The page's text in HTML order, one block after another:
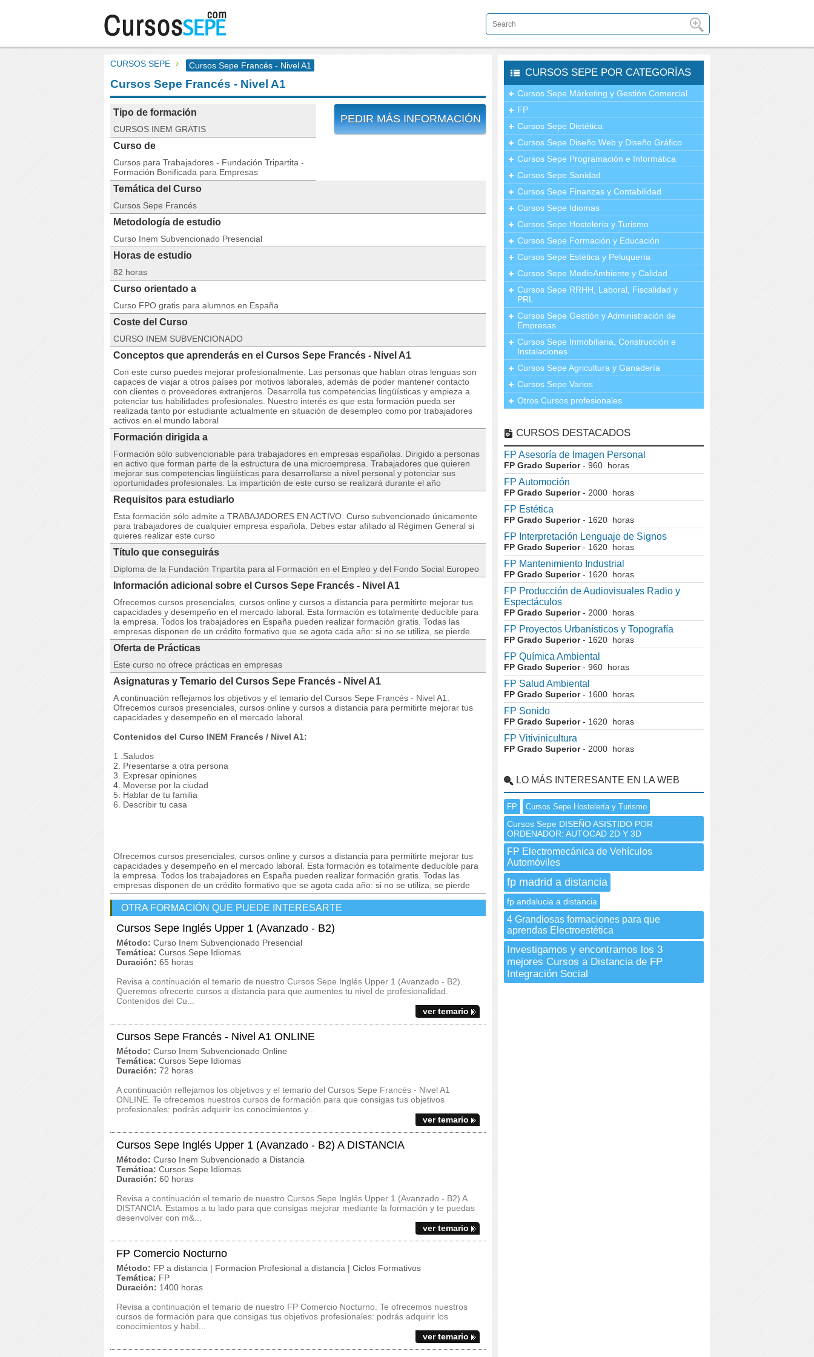
CURSOS SEPE Cursos Sepe Francés - Nivel A1
Cursos Sepe Francés - Nivel A1
PEDIR MÁS INFORMACIÓN
Tipo de formación
CURSOS INEM GRATIS
Curso de
Cursos para Trabajadores - Fundación Tripartita -
Formación Bonificada para Empresas
Temática del Curso
Cursos Sepe Francés
Metodología de estudio
Curso Inem Subvencionado Presencial
Horas de estudio
82 horas
Curso orientado a
Curso FPO gratis para alumnos en España
Coste del Curso
CURSO INEM SUBVENCIONADO
Conceptos que aprenderás en el Cursos Sepe Francés - Nivel A1
Con este curso puedes mejorar profesionalmente. Las personas que hablan otras lenguas son
capaces de viajar a otros países por motivos laborales, además de poder mantener contacto
con clientes o proveedores extranjeros. Desarrolla tus competencias lingüísticas y empieza a
potenciar tus habilidades profesionales. Nuestro interés es que esta formación pueda ser
realizada tanto por estudiante actualmente en situación de desempleo como por trabajadores
activos en el mundo laboral
Formación dirigida a
Formación sólo subvencionable para trabajadores en empresas españolas. Dirigido a personas
en activo que forman parte de la estructura de una microempresa. Trabajadores que quieren
mejorar sus competencias lingüísticas para desarrollarse a nivel personal y potenciar sus
oportunidades profesionales. La impartición de este curso se realizará durante el año
Requisitos para estudiarlo
Esta formación sólo admite a TRABAJADORES EN ACTIVO. Curso subvencionado únicamente
para trabajadores de cualquier empresa española. Debes estar afiliado al Régimen General si
quieres realizar este curso
Título que conseguirás
Diploma de la Fundación Tripartita para al Formación en el Empleo y del Fondo Social Europeo
Información adicional sobre el Cursos Sepe Francés - Nivel A1
Ofrecemos cursos presenciales, cursos online y cursos a distancia para permitirte mejorar tus
capacidades y desempeño en el mercado laboral. Esta formación es totalmente deducible para
la empresa. Todos los trabajadores en España pueden realizar formación gratis. Todas las
empresas disponen de un crédito formativo que se agota cada año: si no se utiliza, se pierde
Oferta de Prácticas
Este curso no ofrece prácticas en empresas
Asignaturas y Temario del Cursos Sepe Francés - Nivel A1
A continuación reflejamos los objetivos y el temario del Cursos Sepe Francés - Nivel A1.
Ofrecemos cursos presenciales, cursos online y cursos a distancia para permitirte mejorar tus
capacidades y desempeño en el mercado laboral.
Contenidos del Curso INEM Francés / Nivel A1:
1 .Saludos
2. Presentarse a otra persona
3. Expresar opiniones
4. Moverse por la ciudad
5. Hablar de tu familia
6. Describir tu casa
Ofrecemos cursos presenciales, cursos online y cursos a distancia para permitirte mejorar tus
capacidades y desempeño en el mercado laboral. Esta formación es totalmente deducible para
la empresa. Todos los trabajadores en España pueden realizar formación gratis. Todas las
empresas disponen de un crédito formativo que se agota cada año: si no se utiliza, se pierde
OTRA FORMACIÓN QUE PUEDE INTERESARTE
Cursos Sepe Inglés Upper 1 (Avanzado - B2)
Método: Curso Inem Subvencionado Presencial
Temática: Cursos Sepe Idiomas
Duración: 65 horas
Revisa a continuación el temario de nuestro Cursos Sepe Inglés Upper 1 (Avanzado - B2).
Queremos ofrecerte cursos a distancia para que aumentes tu nivel de profesionalidad.
Contenidos del Cu...
ver temario
Cursos Sepe Francés - Nivel A1 ONLINE
Método: Curso Inem Subvencionado Online
Temática: Cursos Sepe Idiomas
Duración: 72 horas
A continuación reflejamos los objetivos y el temario del Cursos Sepe Francés - Nivel A1
ONLINE. Te ofrecemos nuestros cursos de formación para que consigas tus objetivos
profesionales: podrás adquirir los conocimientos y...
ver temario
Cursos Sepe Inglés Upper 1 (Avanzado - B2) A DISTANCIA
Método: Curso Inem Subvencionado a Distancia
Temática: Cursos Sepe Idiomas
Duración: 60 horas
Revisa a continuación el temario de nuestro Cursos Sepe Inglés Upper 1 (Avanzado - B2) A
DISTANCIA. Estamos a tu lado para que consigas mejorar mediante la formación y te puedas
desenvolver con m&...
ver temario
FP Comercio Nocturno
Método: FP a distancia | Formacion Profesional a distancia | Ciclos Formativos
Temática: FP
Duración: 1400 horas
Revisa a continuación el temario de nuestro FP Comercio Nocturno. Te ofrecemos nuestros
cursos de formación para que consigas tus objetivos profesionales: podrás adquirir los
conocimientos y habil...
ver temario
CURSOS SEPE POR CATEGORÍAS
Cursos Sepe Márketing y Gestión Comercial
FP
Cursos Sepe Dietética
Cursos Sepe Diseño Web y Diseño Gráfico
Cursos Sepe Programación e Informática
Cursos Sepe Sanidad
Cursos Sepe Finanzas y Contabilidad
Cursos Sepe Idiomas
Cursos Sepe Hostelería y Turismo
Cursos Sepe Formación y Educación
Cursos Sepe Estética y Peluquería
Cursos Sepe MedioAmbiente y Calidad
Cursos Sepe RRHH, Laboral, Fiscalidad y
PRL
Cursos Sepe Gestión y Administración de
Empresas
Cursos Sepe Inmobiliaria, Construcción e
Instalaciones
Cursos Sepe Agricultura y Ganadería
Cursos Sepe Varios
Otros Cursos profesionales
CURSOS DESTACADOS
FP Asesoría de Imagen Personal
FP Grado Superior- 960 horas
FP Automoción
FP Grado Superior- 2000 horas
FP Estética
FP Grado Superior- 1620 horas
FP Interpretación Lenguaje de Signos
FP Grado Superior- 1620 horas
FP Mantenimiento Industrial
FP Grado Superior- 1620 horas
FP Producción de Audiovisuales Radio y
Espectáculos
FP Grado Superior- 2000 horas
FP Proyectos Urbanísticos y Topografía
FP Grado Superior- 1620 horas
FP Química Ambiental
FP Grado Superior- 960 horas
FP Salud Ambiental
FP Grado Superior- 1600 horas
FP Sonido
FP Grado Superior- 1620 horas
FP Vitivinicultura
FP Grado Superior- 2000 horas
LO MÁS INTERESANTE EN LA WEB
FP Cursos Sepe Hostelería y Turismo
Cursos Sepe DISEÑO ASISTIDO POR
ORDENADOR: AUTOCAD 2D Y 3D
FP Electromecánica de Vehículos
Automóviles
fp madrid a distancia
fp andalucia a distancia
4 Grandiosas formaciones para que
aprendas Electroestética
Investigamos y encontramos los 3
mejores Cursos a Distancia de FP
Integración Social